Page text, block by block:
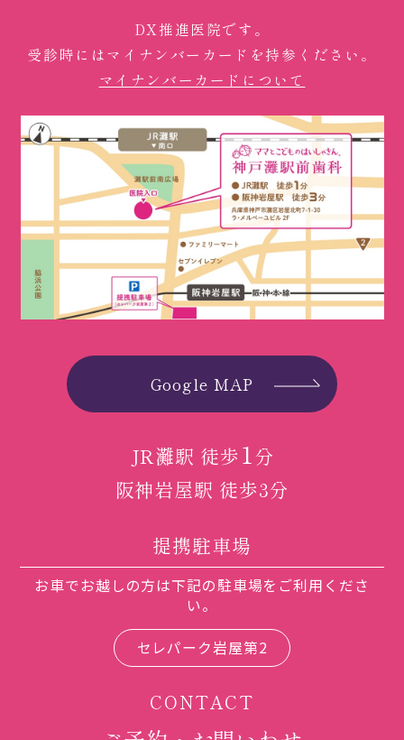
DX推進医院です。
受診時にはマイナンバーカードを持参ください。
マイナンバーカードについて
Google MAP
JR灘駅 徒歩1分
阪神岩屋駅 徒歩3分
提携駐車場
お車でお越しの方は下記の駐車場をご利用くださ
い。
セレパーク岩屋第2
CONTACT